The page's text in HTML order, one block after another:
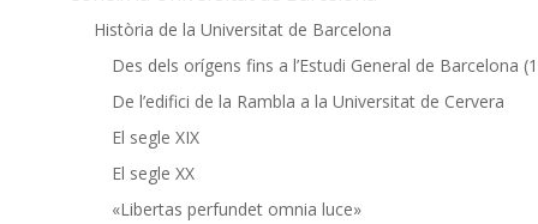
Història de la Universitat de Barcelona
Des dels orígens fins a l’Estudi General de Barcelona
De l’edifici de la Rambla a la Universitat de Cervera
El segle XIX
El segle XX
«Libertas perfundet omnia luce»